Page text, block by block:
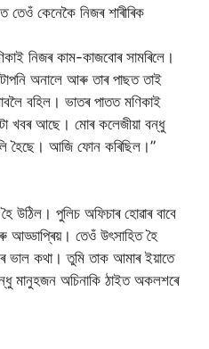
কেনেকৈ নিজৰ শাৰীৰিক
নিজৰ কাম-কাজবোৰ সামৰিলে।
অনালে আৰু তাৰ পাছত তাই
বহিল। ভাতৰ পাতত মণিকাই
খবৰ আছে। মোৰ কলেজীয়া বন্ধু
হৈছে। আজি ফোন কৰিছিল।”
উঠিল। পুলিচ অফিচাৰ হোৱাৰ বাবে
আড্ডাপ্ৰিয়। তেওঁ উৎসাহিত হৈ
ভাল কথা। তুমি তাক আমাৰ ইয়াতে
মানুহজন অচিনাকি ঠাইত অকলশৰে